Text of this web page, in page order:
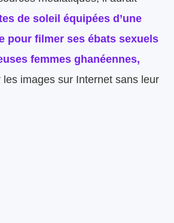
de soleil équipées d’une
pour filmer ses ébats sexuels
femmes ghanéennes,
images sur Internet sans leur